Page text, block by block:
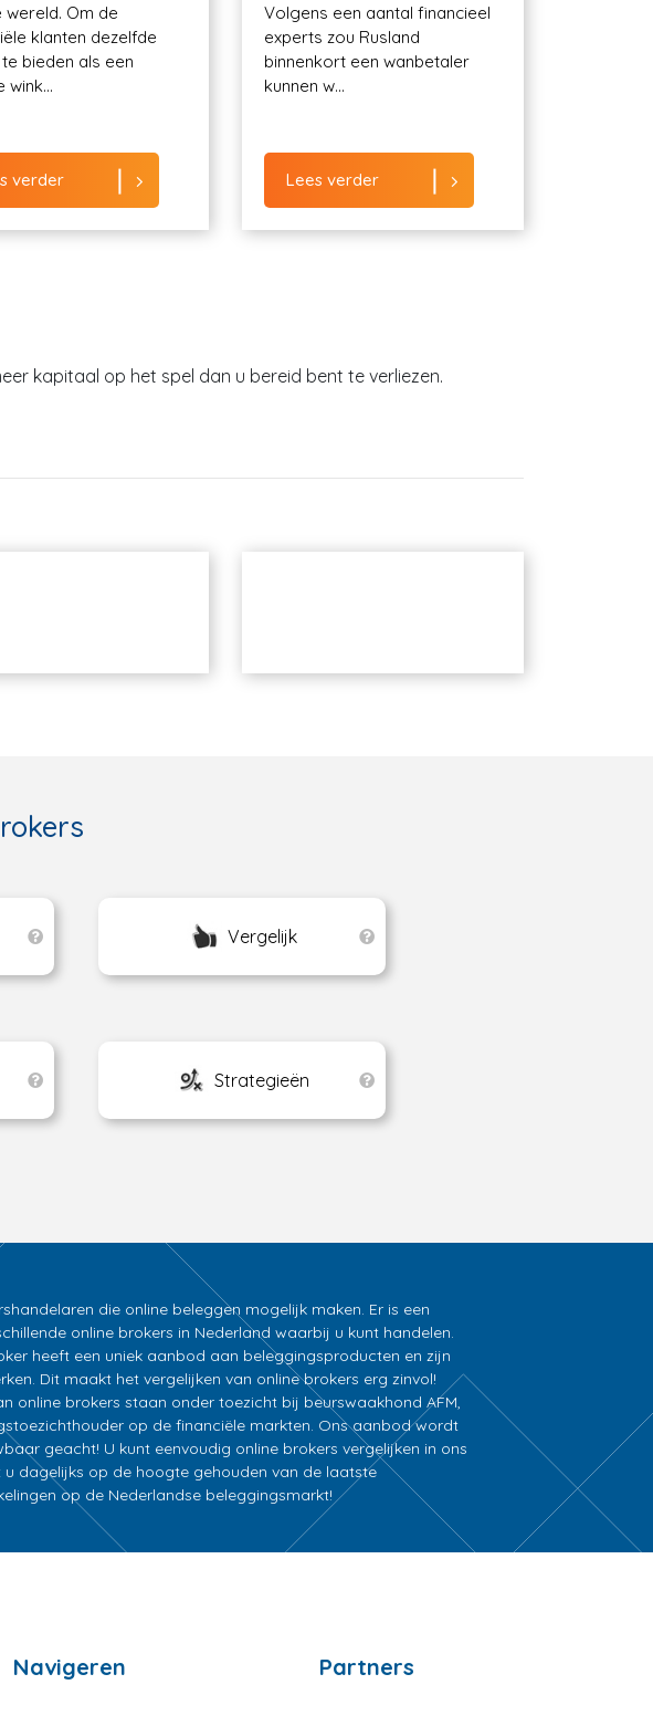
wereld. Om de
klanten dezelfde
bieden als een
wink...
verder
Volgens een aantal financieel
experts zou Rusland
binnenkort een wanbetaler
kunnen w...
Lees verder
kapitaal op het spel dan u bereid bent te verliezen.
Vergelijk
Strategieën
die online beleggen mogelijk maken. Er is een
online brokers in Nederland waarbij u kunt handelen.
heeft een uniek aanbod aan beleggingsproducten en zijn
Dit maakt het vergelijken van online brokers erg zinvol!
online brokers staan onder toezicht bij beurswaakhond AFM,
op de financiële markten. Ons aanbod wordt
geacht! U kunt eenvoudig online brokers vergelijken in ons
u dagelijks op de hoogte gehouden van de laatste
op de Nederlandse beleggingsmarkt!
Navigeren Partners